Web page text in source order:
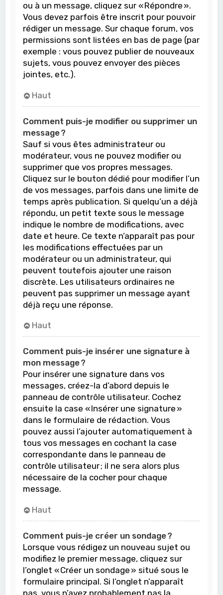
ou à un message, cliquez sur « Répondre ».
Vous devez parfois être inscrit pour pouvoir
rédiger un message. Sur chaque forum, vos
permissions sont listées en bas de page (par
exemple : vous pouvez publier de nouveaux
sujets, vous pouvez envoyer des pièces
jointes, etc.).
Haut
Comment puis-je modifier ou supprimer un
message ?
Sauf si vous êtes administrateur ou
modérateur, vous ne pouvez modifier ou
supprimer que vos propres messages.
Cliquez sur le bouton dédié pour modifier l’un
de vos messages, parfois dans une limite de
temps après publication. Si quelqu’un a déjà
répondu, un petit texte sous le message
indique le nombre de modifications, avec
date et heure. Ce texte n’apparaît pas pour
les modifications effectuées par un
modérateur ou un administrateur, qui
peuvent toutefois ajouter une raison
discrète. Les utilisateurs ordinaires ne
peuvent pas supprimer un message ayant
déjà reçu une réponse.
Haut
Comment puis-je insérer une signature à
mon message ?
Pour insérer une signature dans vos
messages, créez-la d’abord depuis le
panneau de contrôle utilisateur. Cochez
ensuite la case « Insérer une signature »
dans le formulaire de rédaction. Vous
pouvez aussi l’ajouter automatiquement à
tous vos messages en cochant la case
correspondante dans le panneau de
contrôle utilisateur ; il ne sera alors plus
nécessaire de la cocher pour chaque
message.
Haut
Comment puis-je créer un sondage ?
Lorsque vous rédigez un nouveau sujet ou
modifiez le premier message, cliquez sur
l’onglet « Créer un sondage » situé sous le
formulaire principal. Si l’onglet n’apparaît
pas, vous n’avez probablement pas la